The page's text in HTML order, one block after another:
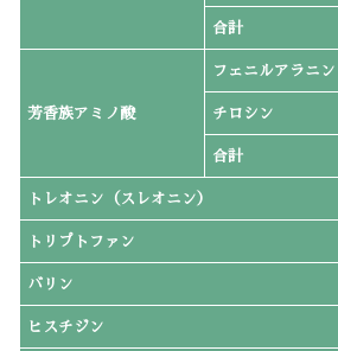
合計
芳香族アミノ酸
フェニルアラニン
チロシン
合計
トレオニン（スレオニン）
トリプトファン
バリン
ヒスチジン